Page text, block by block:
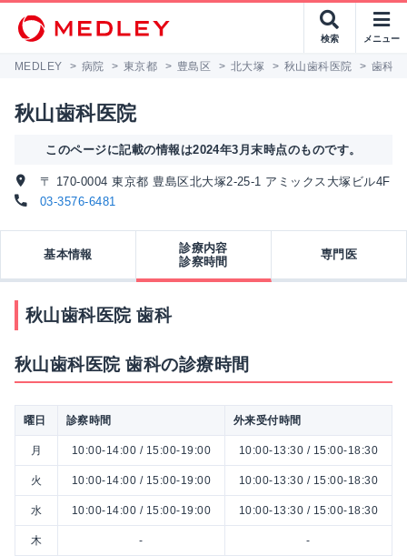
検索 メニュー
MEDLEY > 病院 > 東京都 > 豊島区 > 北大塚 > 秋山歯科医院 > 歯科
秋山歯科医院
このページに記載の情報は2024年3月末時点のものです。
〒 170-0004 東京都 豊島区北大塚2-25-1 アミックス大塚ビル4F
03-3576-6481
基本情報
診療内容
診察時間
専門医
秋山歯科医院 歯科
秋山歯科医院 歯科の診療時間
曜日 診察時間 外来受付時間
月 10:00-14:00 / 15:00-19:00 10:00-13:30 / 15:00-18:30
火 10:00-14:00 / 15:00-19:00 10:00-13:30 / 15:00-18:30
水 10:00-14:00 / 15:00-19:00 10:00-13:30 / 15:00-18:30
木 - -